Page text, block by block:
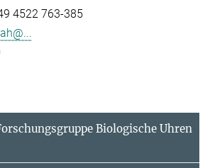
4522 763-385
Biologische Uhren